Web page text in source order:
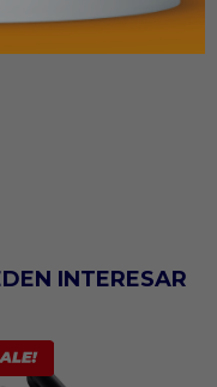
INTERESAR